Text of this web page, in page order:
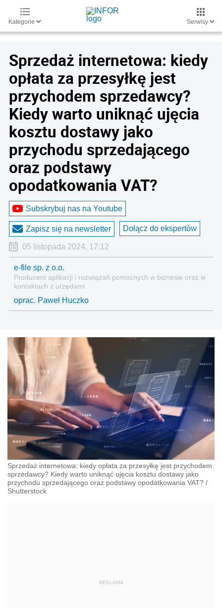
Kategorie Serwisy
Sprzedaż internetowa: kiedy
opłata za przesyłkę jest
przychodem sprzedawcy?
Kiedy warto uniknąć ujęcia
kosztu dostawy jako
przychodu sprzedającego
oraz podstawy
opodatkowania VAT?
Subskrybuj nas na Youtube
Zapisz się na newsletter Dołącz do ekspertów
05 listopada 2024, 17:12
e-file sp. z o.o.
Producent aplikacji i rozwiązań pomocnych w biznesie oraz w
kontaktach z urzędami
oprac. Paweł Huczko
Sprzedaż internetowa: kiedy opłata za przesyłkę jest przychodem
sprzedawcy? Kiedy warto uniknąć ujęcia kosztu dostawy jako
przychodu sprzedającego oraz podstawy opodatkowania VAT? /
Shutterstock